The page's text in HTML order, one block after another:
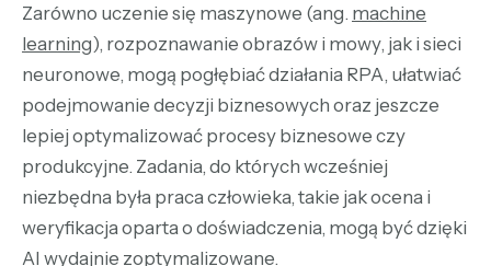
Zarówno uczenie się maszynowe (ang. machine
learning), rozpoznawanie obrazów i mowy, jak i sieci
neuronowe, mogą pogłębiać działania RPA, ułatwiać
podejmowanie decyzji biznesowych oraz jeszcze
lepiej optymalizować procesy biznesowe czy
produkcyjne. Zadania, do których wcześniej
niezbędna była praca człowieka, takie jak ocena i
weryfikacja oparta o doświadczenia, mogą być dzięki
AI wydajnie zoptymalizowane.